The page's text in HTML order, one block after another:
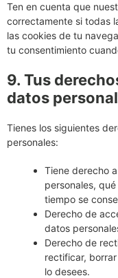
Ten en cuenta que
correctamente si todas
las cookies de tu
tu consentimiento
9. Tus
datos
Tienes los siguientes
personales:
Tiene derecho
personales,
tiempo se
Derecho de
datos
Derecho de
rectificar,
lo desees.